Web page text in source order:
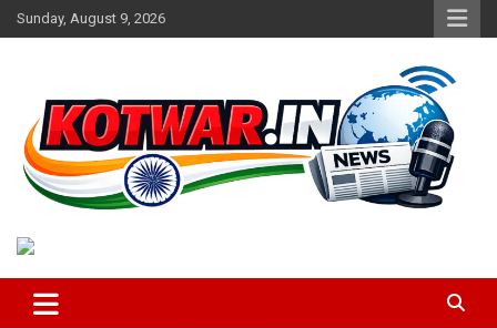
Skip
to
Sunday, August 9, 2026
kotwar.in